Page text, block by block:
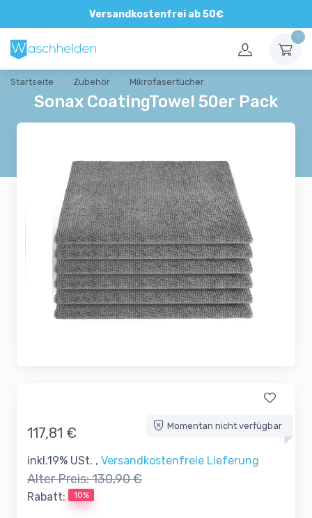
Versandkostenfrei ab 50€
Direkte und persönliche Beratung
Startseite Zubehör Mikrofasertücher
Sonax CoatingTowel 50er Pack
Momentan nicht verfügbar
117,81 €
inkl.19% USt. , Versandkostenfreie Lieferung
Alter Preis:130,90 €
Rabatt: 10%